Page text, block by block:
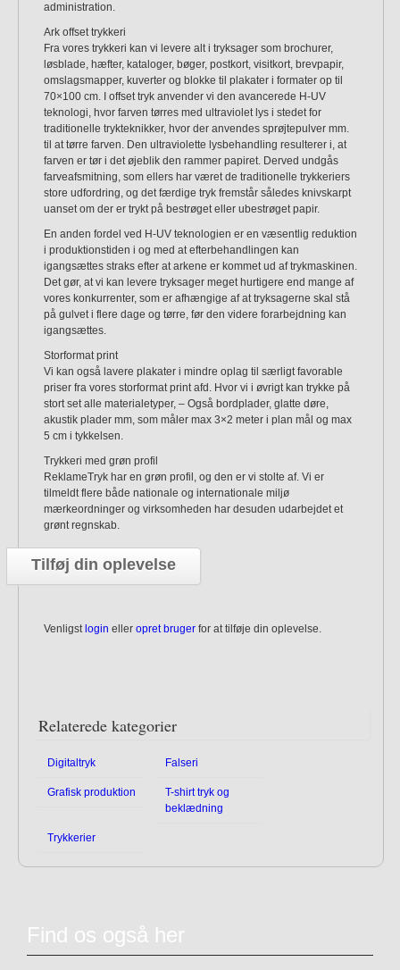
administration.
Ark offset trykkeri
Fra vores trykkeri kan vi levere alt i tryksager som brochurer,
løsblade, hæfter, kataloger, bøger, postkort, visitkort, brevpapir,
omslagsmapper, kuverter og blokke til plakater i formater op til
70×100 cm. I offset tryk anvender vi den avancerede H-UV
teknologi, hvor farven tørres med ultraviolet lys i stedet for
traditionelle trykteknikker, hvor der anvendes sprøjtepulver mm.
til at tørre farven. Den ultraviolette lysbehandling resulterer i, at
farven er tør i det øjeblik den rammer papiret. Derved undgås
farveafsmitning, som ellers har været de traditionelle trykkeriers
store udfordring, og det færdige tryk fremstår således knivskarpt
uanset om der er trykt på bestrøget eller ubestrøget papir.
En anden fordel ved H-UV teknologien er en væsentlig reduktion
i produktionstiden i og med at efterbehandlingen kan
igangsættes straks efter at arkene er kommet ud af trykmaskinen.
Det gør, at vi kan levere tryksager meget hurtigere end mange af
vores konkurrenter, som er afhængige af at tryksagerne skal stå
på gulvet i flere dage og tørre, før den videre forarbejdning kan
igangsættes.
Storformat print
Vi kan også lavere plakater i mindre oplag til særligt favorable
priser fra vores storformat print afd. Hvor vi i øvrigt kan trykke på
stort set alle materialetyper, – Også bordplader, glatte døre,
akustik plader mm, som måler max 3×2 meter i plan mål og max
5 cm i tykkelsen.
Trykkeri med grøn profil
ReklameTryk har en grøn profil, og den er vi stolte af. Vi er
tilmeldt flere både nationale og internationale miljø
mærkeordninger og virksomheden har desuden udarbejdet et
grønt regnskab.
Tilføj din oplevelse
Venligst login eller opret bruger for at tilføje din oplevelse.
Relaterede kategorier
Digitaltryk Falseri
Grafisk produktion
T-shirt tryk og
beklædning
Trykkerier
Find os også her